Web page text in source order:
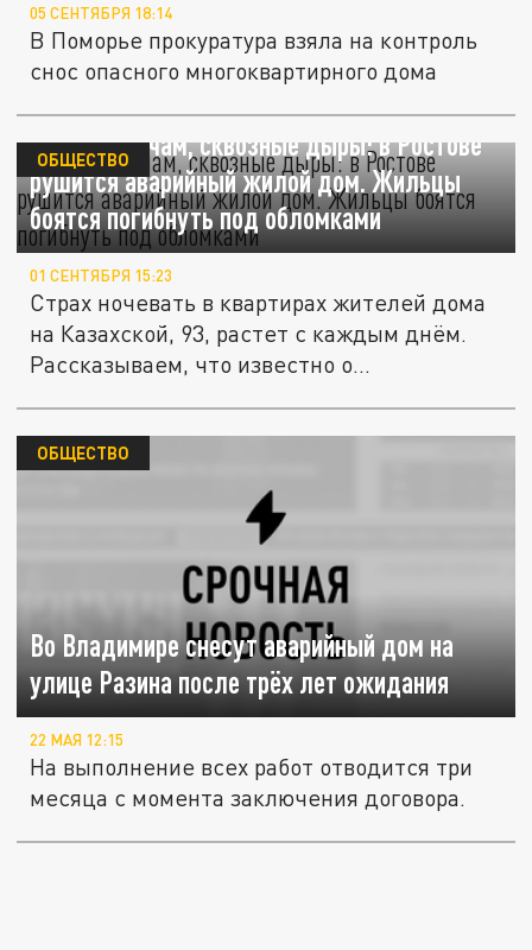
05 СЕНТЯБРЯ 18:14
В Поморье прокуратура взяла на контроль
снос опасного многоквартирного дома
Треск по ночам, сквозные дыры: в Ростове
рушится аварийный жилой дом. Жильцы
боятся погибнуть под обломками
ОБЩЕСТВО
01 СЕНТЯБРЯ 15:23
Страх ночевать в квартирах жителей дома
на Казахской, 93, растет с каждым днём.
Рассказываем, что известно о...
Во Владимире снесут аварийный дом на
улице Разина после трёх лет ожидания
ОБЩЕСТВО
22 МАЯ 12:15
На выполнение всех работ отводится три
месяца с момента заключения договора.